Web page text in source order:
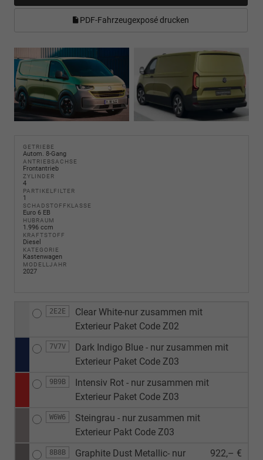
PDF-Fahrzeugexposé drucken
GETRIEBE
Autom. 8-Gang
ANTRIEBSACHSE
Frontantrieb
ZYLINDER
4
PARTIKELFILTER
1
SCHADSTOFFKLASSE
Euro 6 EB
HUBRAUM
1.996 ccm
KRAFTSTOFF
Diesel
KATEGORIE
Kastenwagen
MODELLJAHR
2027
2E2E
Clear White-nur zusammen mit
Exterieur Paket Code Z02
7V7V
Dark Indigo Blue - nur zusammen mit
Exterieur Paket Code Z03
9B9B
Intensiv Rot - nur zusammen mit
Exterieur Paket Code Z03
W6W6
Steingrau - nur zusammen mit
Exterieur Pakt Code Z03
8B8B
Graphite Dust Metallic- nur
922,– €